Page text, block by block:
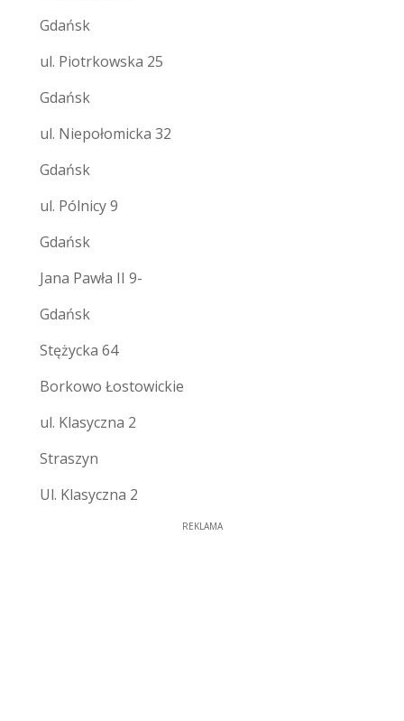
Gdańsk
ul. Piotrkowska 25
Gdańsk
ul. Niepołomicka 32
Gdańsk
ul. Pólnicy 9
Gdańsk
Jana Pawła II 9-
Gdańsk
Stężycka 64
Borkowo Łostowickie
ul. Klasyczna 2
Straszyn
Ul. Klasyczna 2
REKLAMA